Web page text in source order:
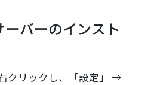
バーのインスト
クリックし、「設定」 →